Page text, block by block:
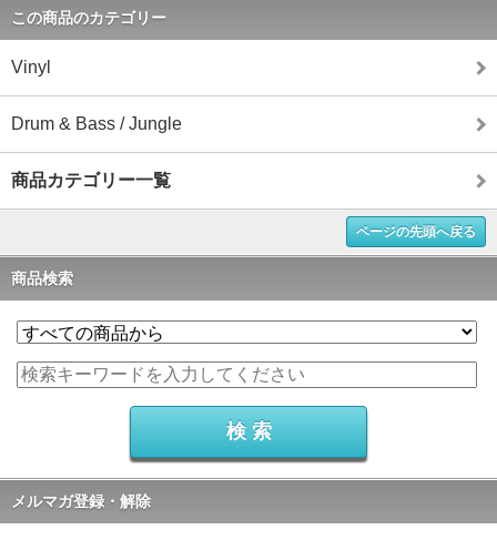
この商品のカテゴリー
Vinyl
Drum & Bass / Jungle
商品カテゴリー一覧
ページの先頭へ戻る
商品検索
メルマガ登録・解除